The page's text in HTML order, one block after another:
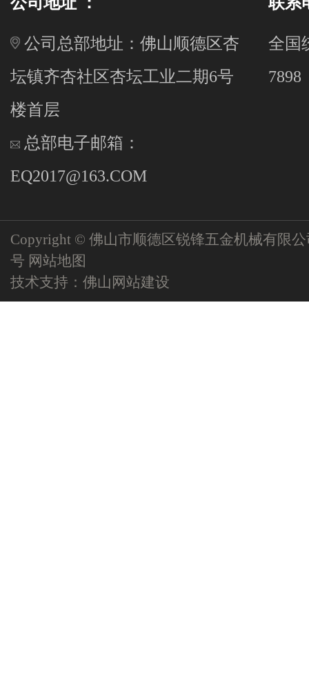
公司总部地址：佛山顺德区杏
坛镇齐杏社区杏坛工业二期6号
楼首层
总部电子邮箱：
EQ2017@163.COM
全国
7898
Copyright © 佛山市顺德区锐锋五金机械有限
号 网站地图
技术支持： 佛山网站建设